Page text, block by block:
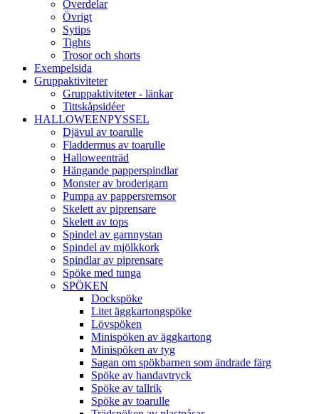
Överdelar
Övrigt
Sytips
Tights
Trosor och shorts
Exempelsida
Gruppaktiviteter
Gruppaktiviteter - länkar
Tittskåpsidéer
HALLOWEENPYSSEL
Djävul av toarulle
Fladdermus av toarulle
Halloweenträd
Hängande papperspindlar
Monster av broderigarn
Pumpa av pappersremsor
Skelett av piprensare
Skelett av tops
Spindel av garnnystan
Spindel av mjölkkork
Spindlar av piprensare
Spöke med tunga
SPÖKEN
Dockspöke
Litet äggkartongspöke
Lövspöken
Minispöken av äggkartong
Minispöken av tyg
Sagan om spökbarnen som ändrade färg
Spöke av handavtryck
Spöke av tallrik
Spöke av toarulle